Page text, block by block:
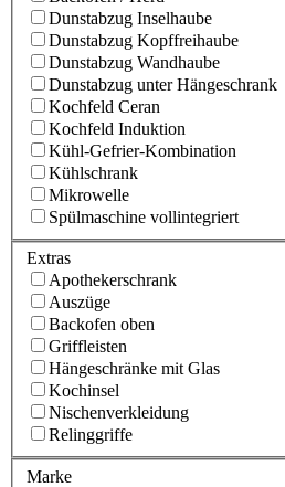
Dunstabzug Inselhaube
Dunstabzug Kopffreihaube
Dunstabzug Wandhaube
Dunstabzug unter Hängeschrank
Kochfeld Ceran
Kochfeld Induktion
Kühl-Gefrier-Kombination
Kühlschrank
Mikrowelle
Spülmaschine vollintegriert
Extras
Apothekerschrank
Auszüge
Backofen oben
Griffleisten
Hängeschränke mit Glas
Kochinsel
Nischenverkleidung
Relinggriffe
Marke